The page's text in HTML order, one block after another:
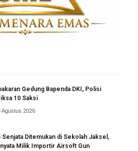
Gedung Bapenda DKI, Polisi
10 Saksi
Agustus 2026
Senjata Ditemukan di Sekolah Jaksel,
Milik Importir Airsoft Gun